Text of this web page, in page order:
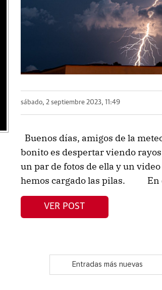
sábado, 2 septiembre 2023, 11:49
Buenos días, amigos de la
bonito es despertar viendo
un par de fotos de ella y un
hemos cargado las pilas. En
VER POST
Entradas más nuevas